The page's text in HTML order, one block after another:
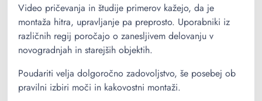
Video pričevanja in študije primerov kažejo, da je
montaža hitra, upravljanje pa preprosto. Uporabniki iz
različnih regij poročajo o zanesljivem delovanju v
novogradnjah in starejših objektih.
Poudariti velja dolgoročno zadovoljstvo, še posebej ob
pravilni izbiri moči in kakovostni montaži.